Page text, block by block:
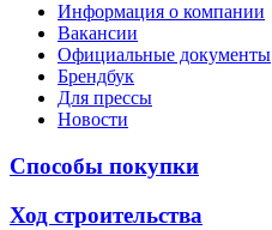
Информация о компании
Вакансии
Официальные документы
Брендбук
Для прессы
Новости
Способы покупки
Ход строительства